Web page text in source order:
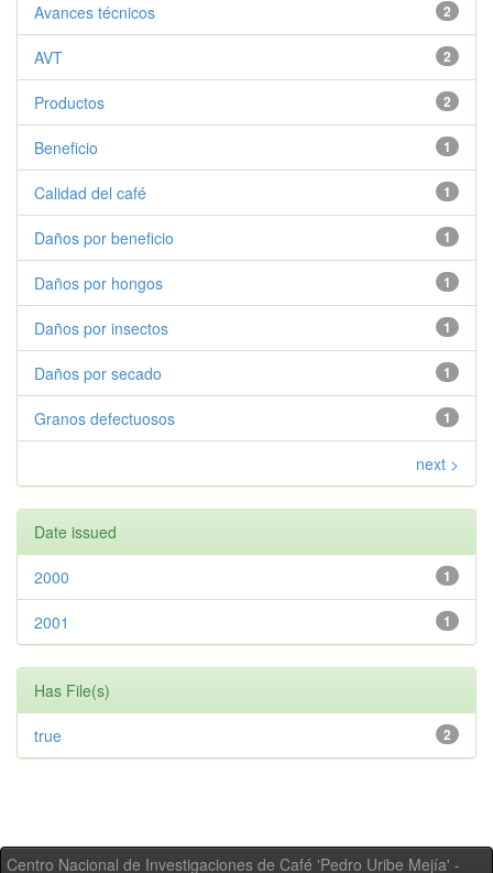
2
Avances técnicos
2
AVT
2
Productos
1
Beneficio
1
Calidad del café
1
Daños por beneficio
1
Daños por hongos
1
Daños por insectos
1
Daños por secado
1
Granos defectuosos
next >
Date issued
1
2000
1
2001
Has File(s)
2
true
Centro Nacional de Investigaciones de Café 'Pedro Uribe Mejía' -